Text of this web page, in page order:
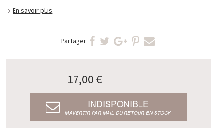
En savoir plus
Partager
17,00 €
INDISPONIBLE
M’AVERTIR PAR MAIL DU RETOUR EN STOCK